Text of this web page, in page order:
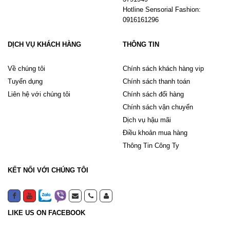
Hotline Sensorial Fashion:
0916161296
DỊCH VỤ KHÁCH HÀNG
Về chúng tôi
Tuyển dụng
Liên hệ với chúng tôi
THÔNG TIN
Chính sách khách hàng vip
Chính sách thanh toán
Chính sách đổi hàng
Chính sách vận chuyển
Dịch vụ hậu mãi
Điều khoản mua hàng
Thông Tin Công Ty
KẾT NỐI VỚI CHÚNG TÔI
LIKE US ON FACEBOOK